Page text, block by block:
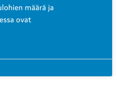
määrä ja
ovat